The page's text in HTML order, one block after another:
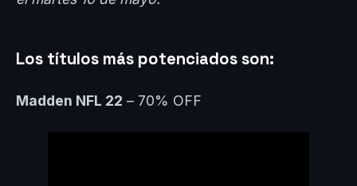
Los títulos más potenciados son:
Madden NFL 22 – 70% OFF